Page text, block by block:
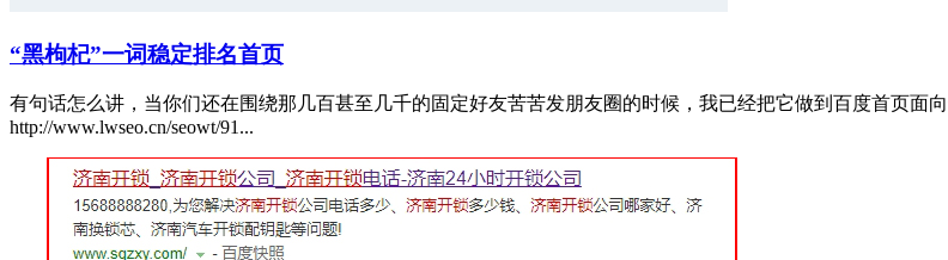
“黑枸杞”一词稳定排名首页
有句话怎么讲，当你们还在围绕那几百甚至几千的固定好友苦苦发朋友圈的时候，我已经把它做到百度首页面
http://www.lwseo.cn/seowt/91...